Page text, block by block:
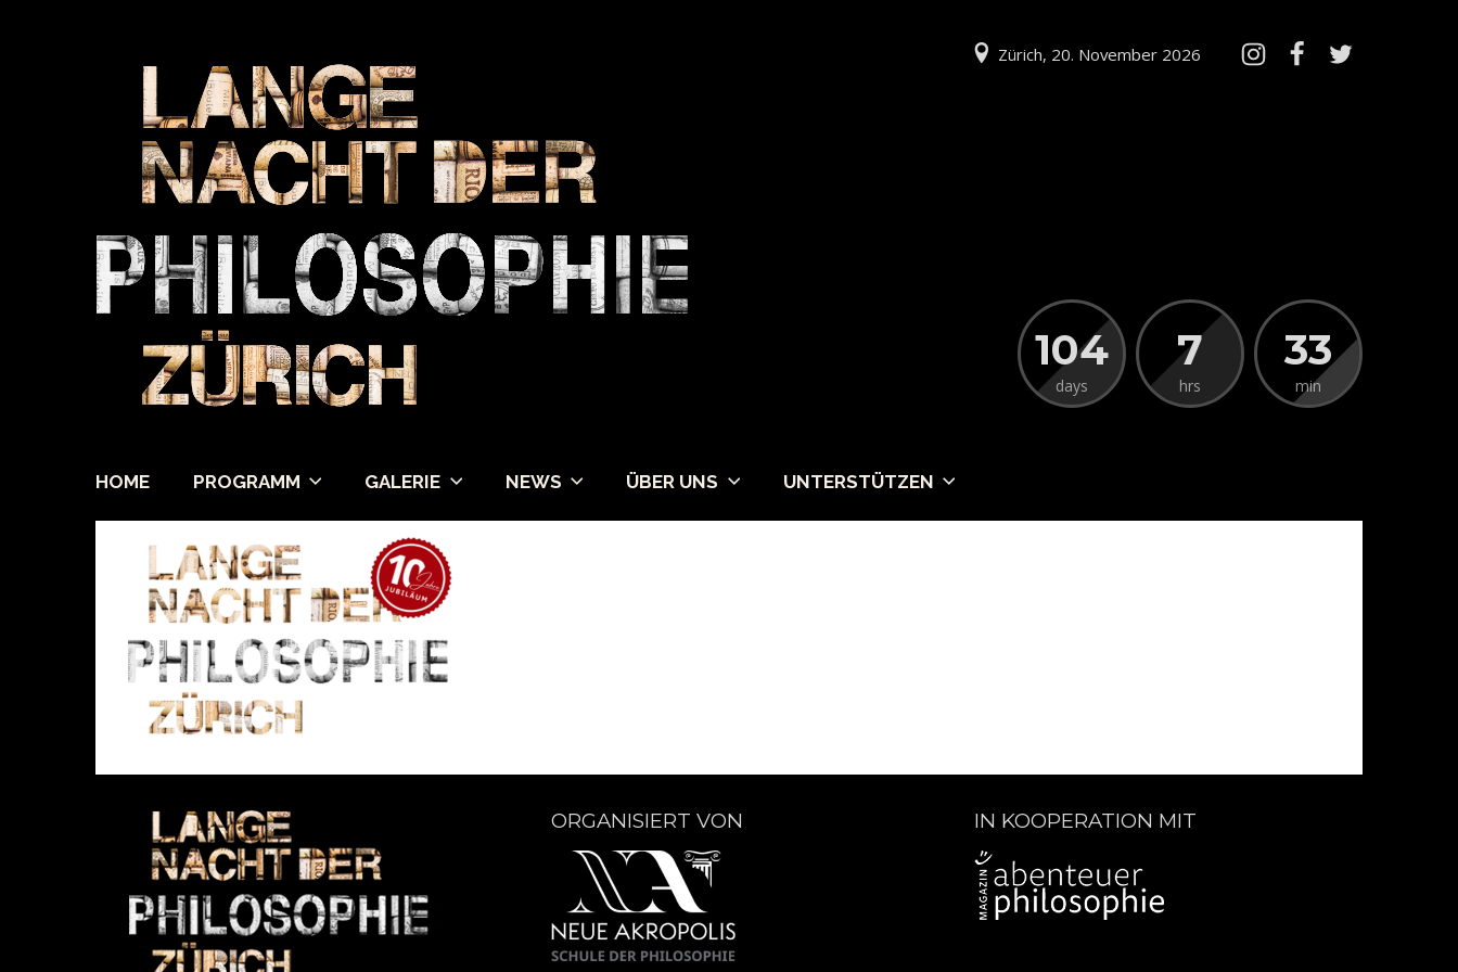
Zürich, 20. November 2026
104
days
7
hrs
33
min
HOME PROGRAMM GALERIE NEWS ÜBER UNS UNTERSTÜTZEN
ORGANISIERT VON IN KOOPERATION MIT